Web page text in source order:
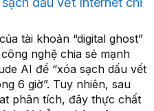
tài khoản “digital ghost”
nghệ chia sẻ mạnh
AI để “xóa sạch dấu vết
6 giờ”. Tuy nhiên, sau
phân tích, đây thực chất